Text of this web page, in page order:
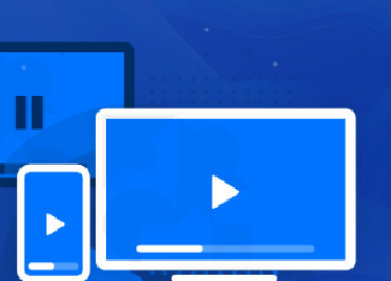
Maratona da Saúde